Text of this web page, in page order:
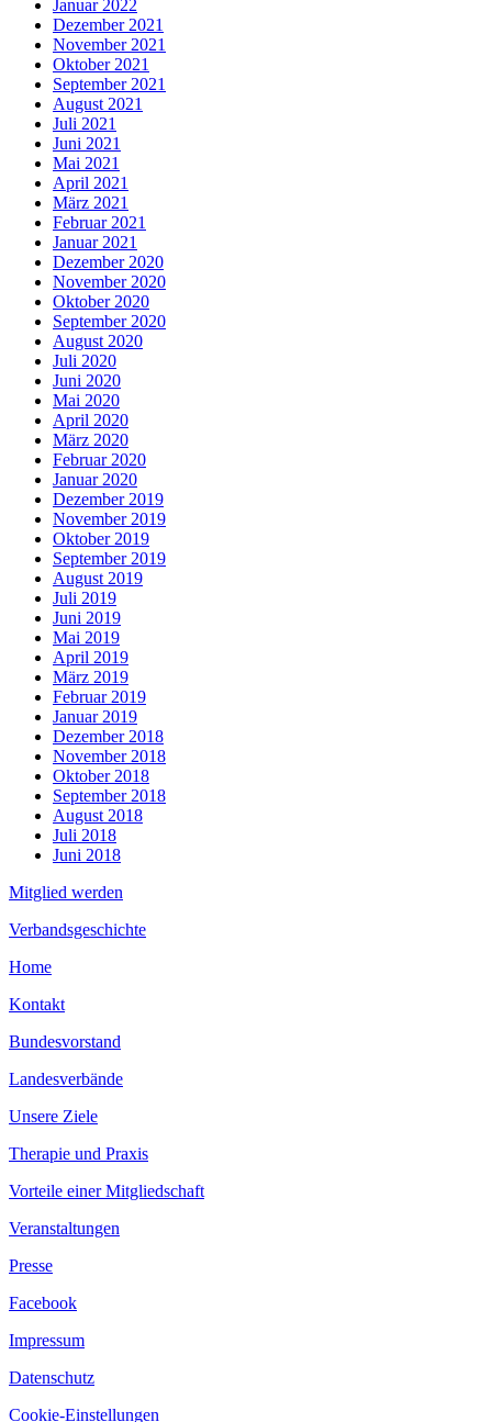
Januar 2022
Dezember 2021
November 2021
Oktober 2021
September 2021
August 2021
Juli 2021
Juni 2021
Mai 2021
April 2021
März 2021
Februar 2021
Januar 2021
Dezember 2020
November 2020
Oktober 2020
September 2020
August 2020
Juli 2020
Juni 2020
Mai 2020
April 2020
März 2020
Februar 2020
Januar 2020
Dezember 2019
November 2019
Oktober 2019
September 2019
August 2019
Juli 2019
Juni 2019
Mai 2019
April 2019
März 2019
Februar 2019
Januar 2019
Dezember 2018
November 2018
Oktober 2018
September 2018
August 2018
Juli 2018
Juni 2018
Mitglied werden
Verbandsgeschichte
Home
Kontakt
Bundesvorstand
Landesverbände
Unsere Ziele
Therapie und Praxis
Vorteile einer Mitgliedschaft
Veranstaltungen
Presse
Facebook
Impressum
Datenschutz
Cookie-Einstellungen